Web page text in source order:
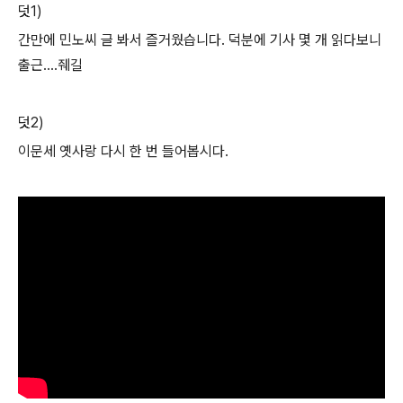
덧1)
간만에 민노씨 글 봐서 즐거웠습니다. 덕분에 기사 몇 개 읽다보니
출근....줴길
덧2)
이문세 옛사랑 다시 한 번 들어봅시다.